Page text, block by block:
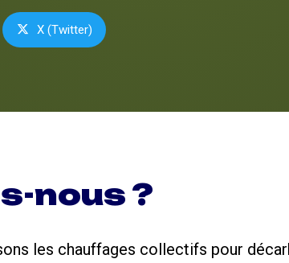
X (Twitter)
nous ?
les chauffages collectifs pour